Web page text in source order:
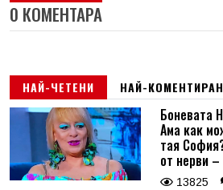
0 КОМЕНТАРА
НАЙ-ЧЕТЕНИ НАЙ-
Боневата
Ама как
тая
от нерви
13825